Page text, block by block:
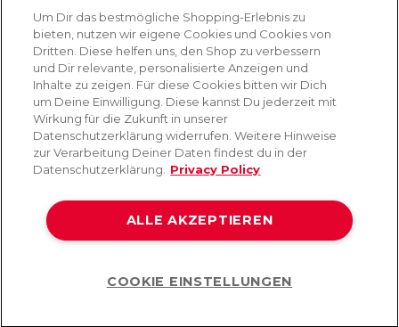
Du kannst dich jederzeit von unserem Newsletter abmelden. Indem du fortfährst, stimmst
du unseren E-Mail-Bedingungenund Datenschutzbestimmungen zu
AMORANA
MARKEN
SERVICE
©2026 Lovehoney Group Switzerland AG. Alle Rechte vorbehalten
Um Dir das bestmögliche Shopping-Erlebnis zu
bieten, nutzen wir eigene Cookies und Cookies von
Dritten. Diese helfen uns, den Shop zu verbessern
und Dir relevante, personalisierte Anzeigen und
Inhalte zu zeigen. Für diese Cookies bitten wir Dich
um Deine Einwilligung. Diese kannst Du jederzeit mit
Wirkung für die Zukunft in unserer
Datenschutzerklärung widerrufen. Weitere Hinweise
zur Verarbeitung Deiner Daten findest du in der
Datenschutzerklärung.
Privacy Policy
ALLE AKZEPTIEREN
COOKIE EINSTELLUNGEN